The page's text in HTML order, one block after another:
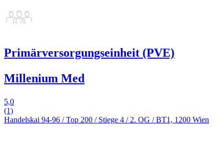
Primärversorgungseinheit (PVE)
Millenium Med
5,0
(1)
Handelskai 94-96 / Top 200 / Stiege 4 / 2. OG / BT1, 1200 Wien